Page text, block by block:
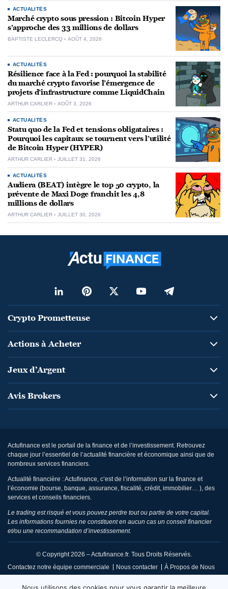
ACTUALITÉS
Marché crypto sous pression : Bitcoin Hyper
s’approche des 33 millions de dollars
BAPTISTE LECLERCQ AOÛT 4, 2026
ACTUALITÉS
Résilience face à la Fed : pourquoi la stabilité
du marché crypto favorise l’émergence de
projets d’infrastructure comme LiquidChain
ARTHUR CARLIER AOÛT 3, 2026
ACTUALITÉS
Statu quo de la Fed et tensions obligataires :
Pourquoi les capitaux se tournent vers l’utilité
de Bitcoin Hyper (HYPER)
ARTHUR CARLIER JUILLET 31, 2026
ACTUALITÉS
Audiera (BEAT) intègre le top 50 crypto, la
prévente de Maxi Doge franchit les 4,8
millions de dollars
ARTHUR CARLIER JUILLET 30, 2026
Crypto Prometteuse
Actions à Acheter
Jeux d’Argent
Avis Brokers
Actufinance est le portail de la finance et de l’investissement. Retrouvez
chaque jour l’essentiel de l’actualité financière et économique ainsi que de
nombreux services financiers.
Actualité financière : Actufinance, c’est de l’information sur la finance et
l’économie (bourse, banque, assurance, fiscalité, crédit, immobilier… ), des
services et conseils financiers.
Le trading est risqué et vous pouvez perdre tout ou partie de votre capital.
Les informations fournies ne constituent en aucun cas un conseil financier
et/ou une recommandation d’investissement.
© Copyright 2026 – Actufinance.fr. Tous Droits Réservés.
Contactez notre équipe commerciale
Nous contacter À Propos de Nous